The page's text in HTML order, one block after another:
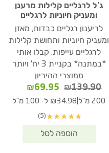
ג’ל לרגליים קלילות מרענן
ומעניק חיוניות לרגליים
לריענון רגליים כבדות, מאזן
ומעניק חיוניות ותחושת קלילות
לרגליים עייפות. קבלו אותי
*במתנה* בקניית 3 יח' ויותר
ממוצרי ההיריון
₪139.90
המחיר
המקורי
₪139.90.
₪69.95
המחיר
הנוכחי
200 מ"ל ₪34.98 ל- 100 מ"ל
★
★
★
★
★
(5)